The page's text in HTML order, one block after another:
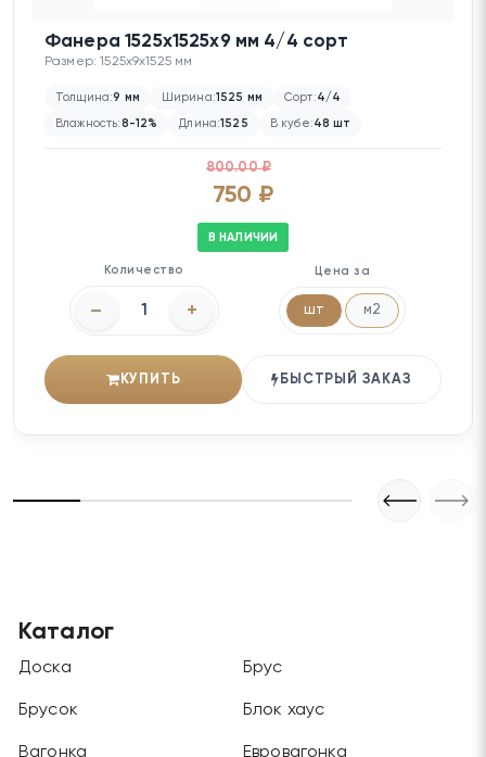
Фанера 1525х1525х9 мм 4/4 сорт
Размер: 1525x9x1525 мм
Толщина:9 мм Ширина:1525 мм Сорт:4/4
Влажность:8-12% Длина:1525 В кубе:48 шт
800.00 ₽
750 ₽
В НАЛИЧИИ
Количество
– +
Цена за
шт м2
КУПИТЬ БЫСТРЫЙ ЗАКАЗ
Каталог
Доска Брус
Брусок Блок хаус
Вагонка Евровагонка